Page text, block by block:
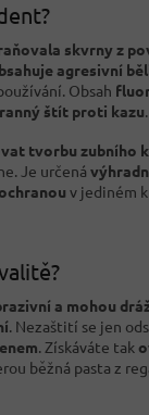
skvrny z
agresivní
Obsah
štít proti kazu.
tvorbu zubního
Je určená
v jediném
a mohou
. Nezaštití se jen
. Získáváte tak
běžná pasta z